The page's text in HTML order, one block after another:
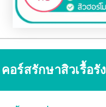
คอร์สรักษาสิวเรื้อรัง